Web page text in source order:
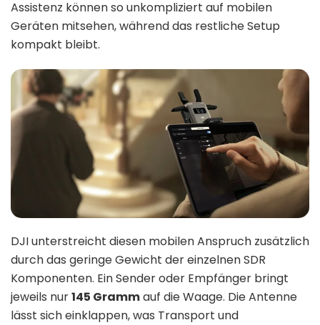
Assistenz können so unkompliziert auf mobilen
Geräten mitsehen, während das restliche Setup
kompakt bleibt.
DJI unterstreicht diesen mobilen Anspruch zusätzlich
durch das geringe Gewicht der einzelnen SDR
Komponenten. Ein Sender oder Empfänger bringt
jeweils nur145 Grammauf die Waage. Die Antenne
lässt sich einklappen, was Transport und